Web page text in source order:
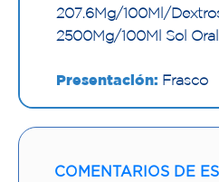
207.6Mg/100Ml/
2500Mg/100Ml Sol Oral
Presentación: Frasco
Nombre y/o Marca:
Proveedor:QUIBI
COMENTARIOS DE